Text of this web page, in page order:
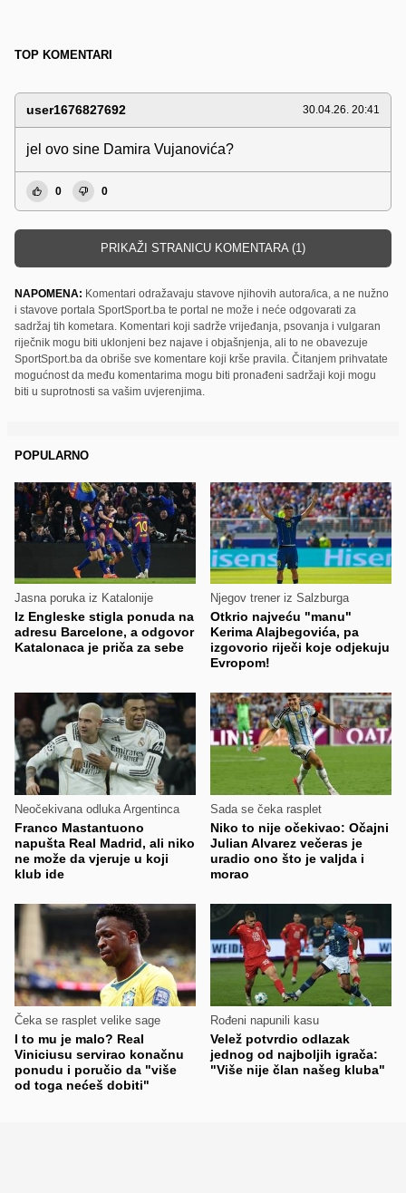
TOP KOMENTARI
user1676827692 30.04.26. 20:41
jel ovo sine Damira Vujanovića?
0 0
PRIKAŽI STRANICU KOMENTARA (1)
NAPOMENA: Komentari odražavaju stavove njihovih autora/ica, a ne nužno
i stavove portala SportSport.ba te portal ne može i neće odgovarati za
sadržaj tih kometara. Komentari koji sadrže vrijeđanja, psovanja i vulgaran
riječnik mogu biti uklonjeni bez najave i objašnjenja, ali to ne obavezuje
SportSport.ba da obriše sve komentare koji krše pravila. Čitanjem prihvatate
mogućnost da među komentarima mogu biti pronađeni sadržaji koji mogu
biti u suprotnosti sa vašim uvjerenjima.
POPULARNO
Jasna poruka iz Katalonije
Iz Engleske stigla ponuda na
adresu Barcelone, a odgovor
Katalonaca je priča za sebe
Njegov trener iz Salzburga
Otkrio najveću "manu"
Kerima Alajbegovića, pa
izgovorio riječi koje odjekuju
Evropom!
Neočekivana odluka Argentinca
Franco Mastantuono
napušta Real Madrid, ali niko
ne može da vjeruje u koji
klub ide
Sada se čeka rasplet
Niko to nije očekivao: Očajni
Julian Alvarez večeras je
uradio ono što je valjda i
morao
Čeka se rasplet velike sage
I to mu je malo? Real
Viniciusu servirao konačnu
ponudu i poručio da "više
od toga nećeš dobiti"
Rođeni napunili kasu
Velež potvrdio odlazak
jednog od najboljih igrača:
"Više nije član našeg kluba"